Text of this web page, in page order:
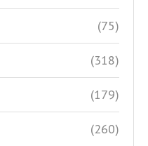
(75)
(318)
(179)
(260)